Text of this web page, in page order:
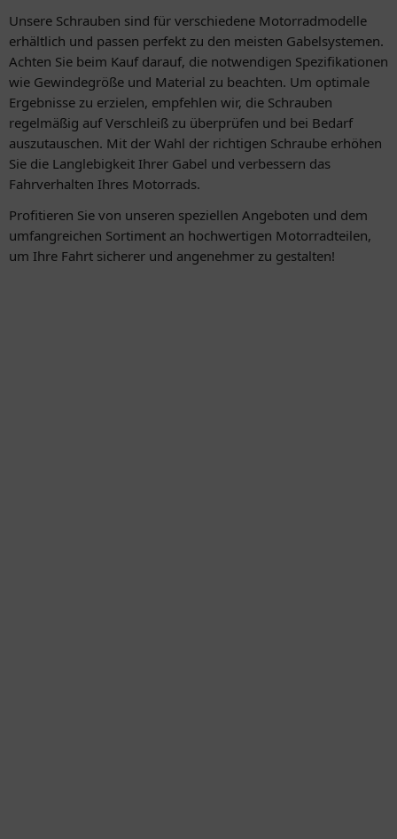
Unsere Schrauben sind für verschiedene Motorradmodelle
erhältlich und passen perfekt zu den meisten Gabelsystemen.
Achten Sie beim Kauf darauf, die notwendigen Spezifikationen
wie Gewindegröße und Material zu beachten. Um optimale
Ergebnisse zu erzielen, empfehlen wir, die Schrauben
regelmäßig auf Verschleiß zu überprüfen und bei Bedarf
auszutauschen. Mit der Wahl der richtigen Schraube erhöhen
Sie die Langlebigkeit Ihrer Gabel und verbessern das
Fahrverhalten Ihres Motorrads.
Profitieren Sie von unseren speziellen Angeboten und dem
umfangreichen Sortiment an hochwertigen Motorradteilen,
um Ihre Fahrt sicherer und angenehmer zu gestalten!